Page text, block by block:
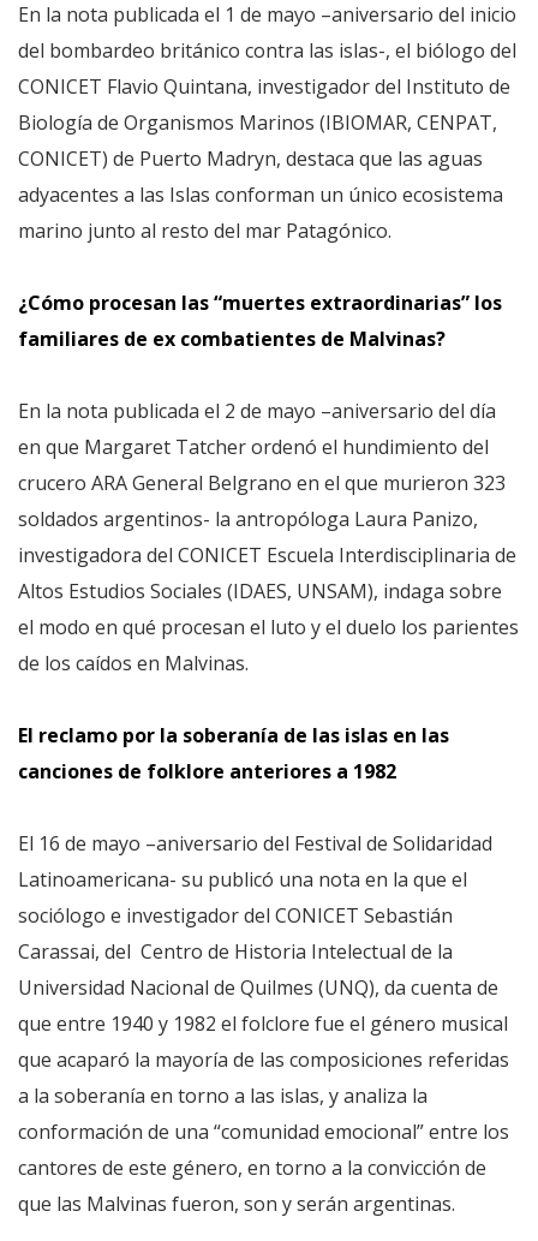
En la nota publicada el 1 de mayo –aniversario del inicio
del bombardeo británico contra las islas-, el biólogo del
CONICET Flavio Quintana, investigador del Instituto de
Biología de Organismos Marinos (IBIOMAR, CENPAT,
CONICET) de Puerto Madryn, destaca que las aguas
adyacentes a las Islas conforman un único ecosistema
marino junto al resto del mar Patagónico.
¿Cómo procesan las “muertes extraordinarias” los
familiares de ex combatientes de Malvinas?
En la nota publicada el 2 de mayo –aniversario del día
en que Margaret Tatcher ordenó el hundimiento del
crucero ARA General Belgrano en el que murieron 323
soldados argentinos- la antropóloga Laura Panizo,
investigadora del CONICET Escuela Interdisciplinaria de
Altos Estudios Sociales (IDAES, UNSAM), indaga sobre
el modo en qué procesan el luto y el duelo los parientes
de los caídos en Malvinas.
El reclamo por la soberanía de las islas en las
canciones de folklore anteriores a 1982
El 16 de mayo –aniversario del Festival de Solidaridad
Latinoamericana- su publicó una nota en la que el
sociólogo e investigador del CONICET Sebastián
Carassai, del Centro de Historia Intelectual de la
Universidad Nacional de Quilmes (UNQ), da cuenta de
que entre 1940 y 1982 el folclore fue el género musical
que acaparó la mayoría de las composiciones referidas
a la soberanía en torno a las islas, y analiza la
conformación de una “comunidad emocional” entre los
cantores de este género, en torno a la convicción de
que las Malvinas fueron, son y serán argentinas.